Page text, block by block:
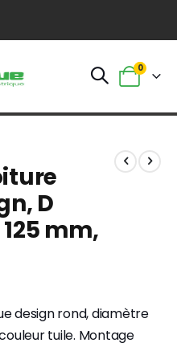
Panier
0
D
mm,
design rond, diamètre
tuile. Montage